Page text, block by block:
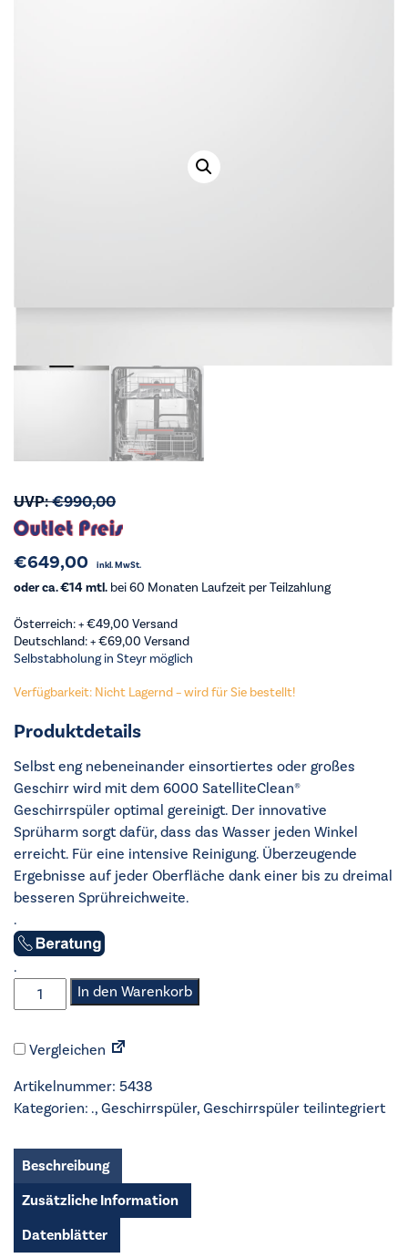
UVP:€990,00
€649,00 inkl. MwSt.
oder ca. €14 mtl. bei 60 Monaten Laufzeit per Teilzahlung
Österreich: +€49,00 Versand
Deutschland: +€69,00 Versand
Selbstabholung in Steyr möglich
Verfügbarkeit: Nicht Lagernd – wird für Sie bestellt!
Produktdetails
Selbst eng nebeneinander einsortiertes oder großes
Geschirr wird mit dem 6000 SatelliteClean®
Geschirrspüler optimal gereinigt. Der innovative
Sprüharm sorgt dafür, dass das Wasser jeden Winkel
erreicht. Für eine intensive Reinigung. Überzeugende
Ergebnisse auf jeder Oberfläche dank einer bis zu dreimal
besseren Sprühreichweite.
.
.
AEG
-
teilintegriert
-
FEE53610ZM
In den Warenkorb
Vergleichen
Artikelnummer: 5438
Kategorien: ., Geschirrspüler, Geschirrspüler teilintegriert
Beschreibung
Zusätzliche Information
Datenblätter